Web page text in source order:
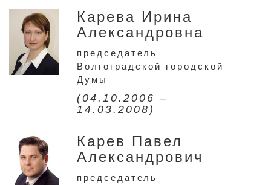
Карева Ирина
Александровна
председатель
Волгоградской городской
Думы
(04.10.2006 –
14.03.2008)
Карев Павел
Александрович
председатель